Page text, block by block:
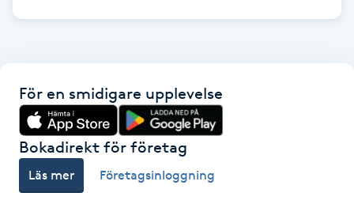
IPL hårborttagning
IR-massage
För en smidigare upplevelse
Bokadirekt för företag
Läs mer Företagsinloggning